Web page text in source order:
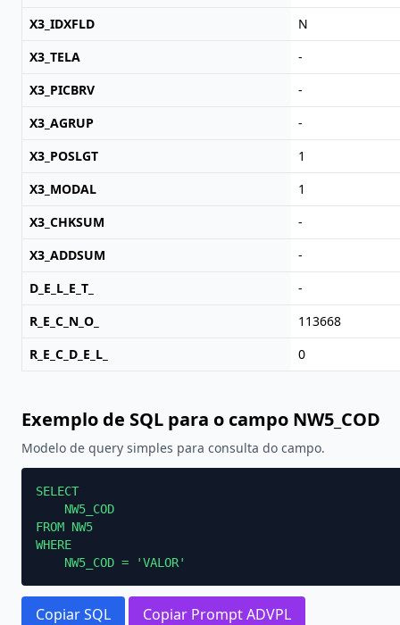
X3_IDXFLD
N
X3_TELA
-
X3_PICBRV
-
X3_AGRUP
-
X3_POSLGT
1
X3_MODAL
1
X3_CHKSUM
-
X3_ADDSUM
-
D_E_L_E_T_
-
R_E_C_N_O_
113668
R_E_C_D_E_L_
0
Exemplo de SQL para o campo NW5_COD
Modelo de query simples para consulta do campo.
SELECT
    NW5_COD
FROM NW5
WHERE
    NW5_COD = 'VALOR'
Copiar SQL Copiar Prompt ADVPL